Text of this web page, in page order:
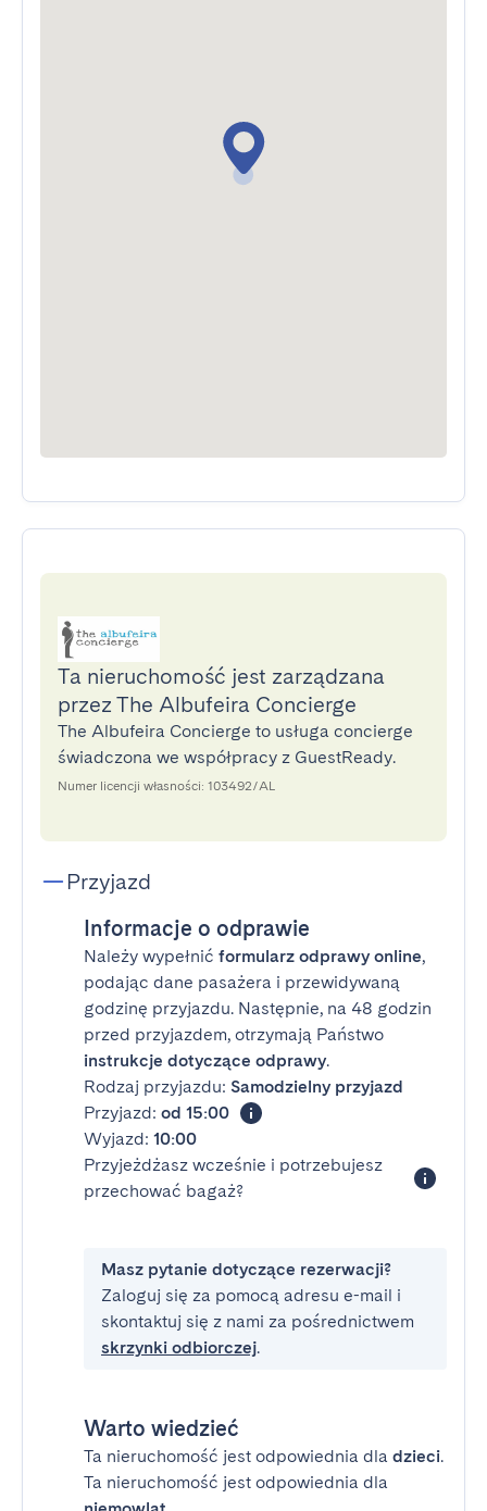
Ta nieruchomość jest zarządzana
przez The Albufeira Concierge
The Albufeira Concierge to usługa concierge
świadczona we współpracy z GuestReady.
Numer licencji własności: 103492/AL
Przyjazd
Informacje o odprawie
Należy wypełnić formularz odprawy online,
podając dane pasażera i przewidywaną
godzinę przyjazdu. Następnie, na 48 godzin
przed przyjazdem, otrzymają Państwo
instrukcje dotyczące odprawy.
Rodzaj przyjazdu: Samodzielny przyjazd
Przyjazd: od 15:00
Wyjazd: 10:00
Przyjeżdżasz wcześnie i potrzebujesz
przechować bagaż?
Masz pytanie dotyczące rezerwacji?
Zaloguj się za pomocą adresu e-mail i
skontaktuj się z nami za pośrednictwem
skrzynki odbiorczej.
Warto wiedzieć
Ta nieruchomość jest odpowiednia dla dzieci.
Ta nieruchomość jest odpowiednia dla